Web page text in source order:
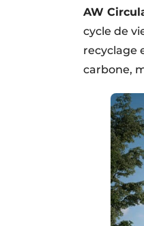
AW
cycle de
recyclage
carbone,